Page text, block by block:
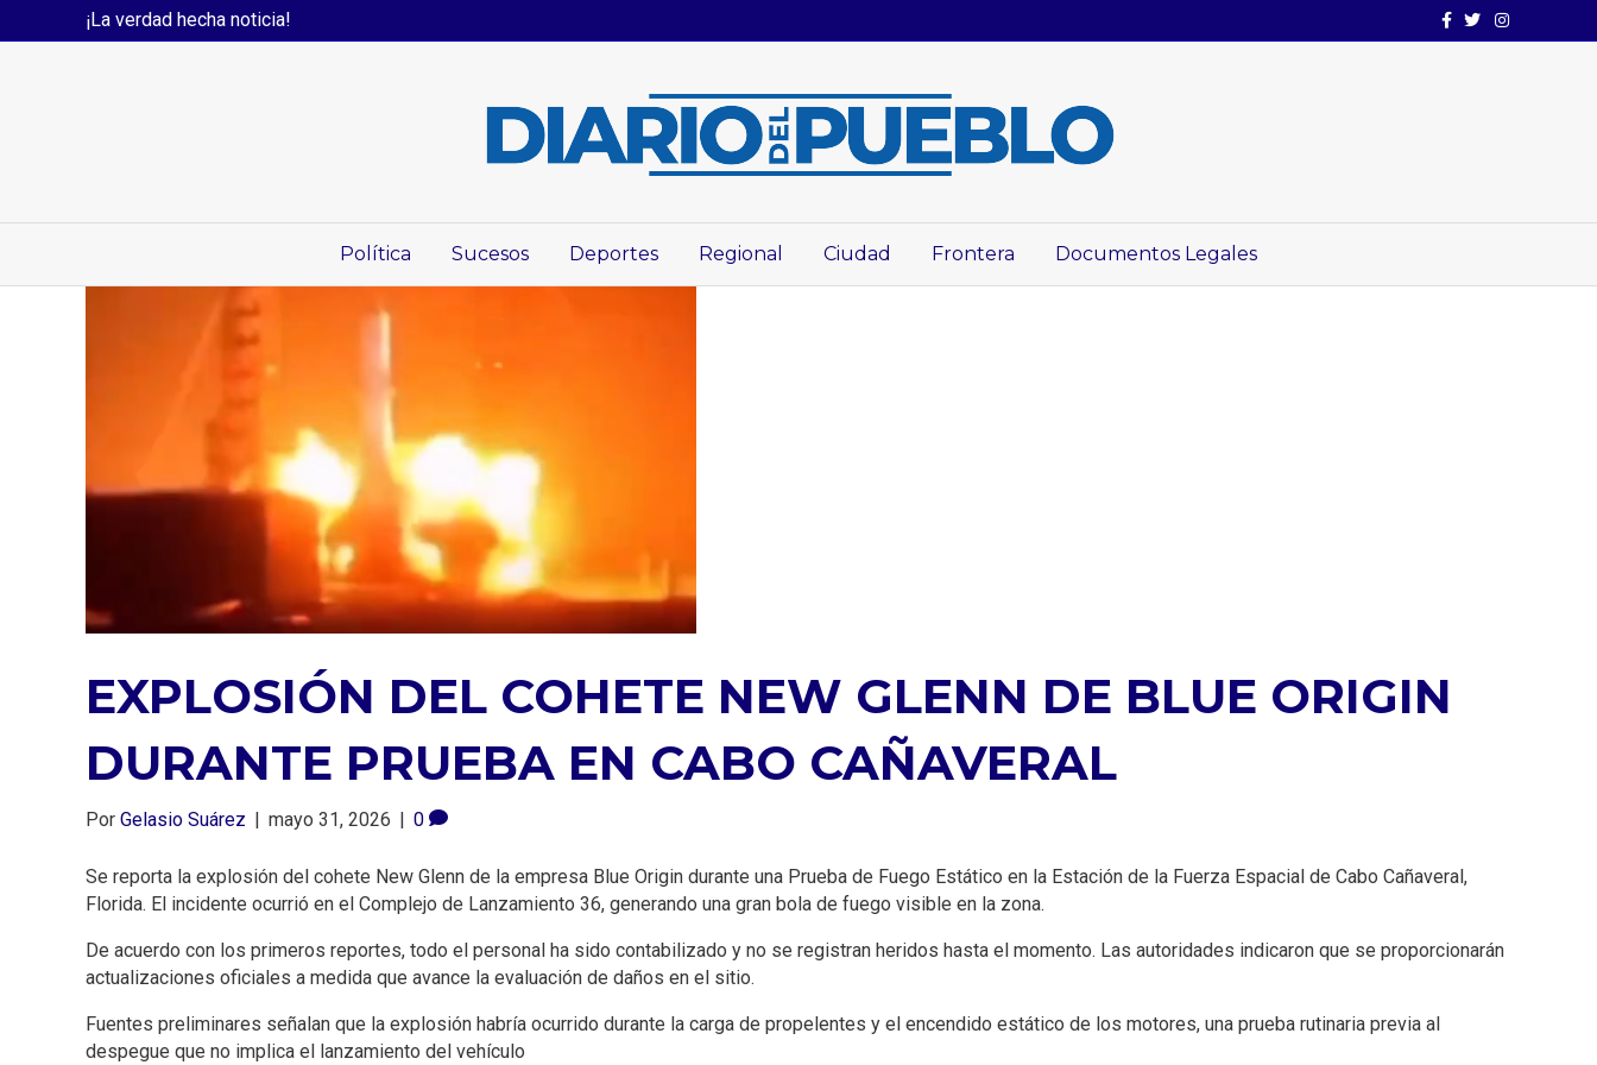
¡La verdad hecha noticia! Facebook
TwitterInstagram
Política Sucesos Deportes Regional Ciudad Frontera Documentos Legales
EXPLOSIÓN DEL COHETE NEW GLENN DE BLUE ORIGIN
DURANTE PRUEBA EN CABO CAÑAVERAL
Por Gelasio Suárez mayo 31, 2026 0
Se reporta la explosión del cohete New Glenn de la empresa Blue Origin durante una Prueba de Fuego Estático en la Estación de la Fuerza Espacial de Cabo Cañaveral,
Florida. El incidente ocurrió en el Complejo de Lanzamiento 36, generando una gran bola de fuego visible en la zona.
De acuerdo con los primeros reportes, todo el personal ha sido contabilizado y no se registran heridos hasta el momento. Las autoridades indicaron que se proporcionarán
actualizaciones oficiales a medida que avance la evaluación de daños en el sitio.
Fuentes preliminares señalan que la explosión habría ocurrido durante la carga de propelentes y el encendido estático de los motores, una prueba rutinaria previa al
despegue que no implica el lanzamiento del vehículo